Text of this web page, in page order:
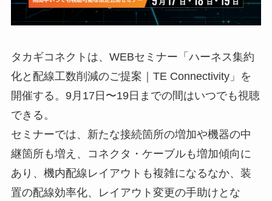
タカギコネクトは、WEBセミナー「ハーネス集約
化と配線工数削減のご提案｜TE Connectivity」を
開催する。9月17日〜19日までの間はいつでも視聴
できる。
セミナーでは、新たな接続箇所の増加や機器の中
継箇所も増え、コネクタ・ケーブルも増加傾向に
あり、機内配線レイアウトも複雑になるなか、装
置の配線効率化、レイアウト変更の手助けとな